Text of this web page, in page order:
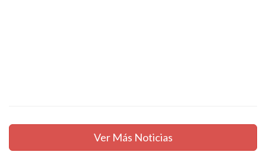
Ver Más Noticias